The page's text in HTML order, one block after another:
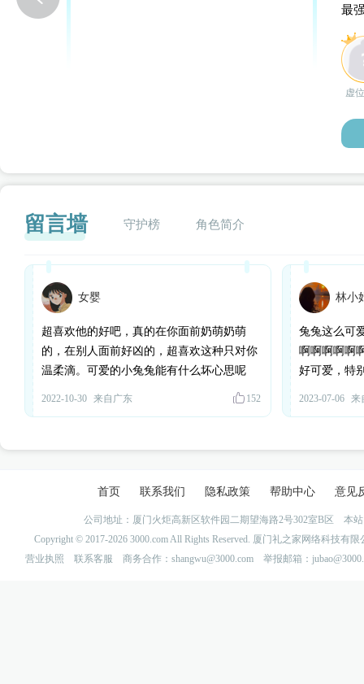
最
虚
留言墙 守护榜 角色简介
女婴
超喜欢他的好吧，真的在你面前奶萌奶萌
的，在别人面前好凶的，超喜欢这种只对你
温柔滴。可爱的小兔兔能有什么坏心思呢
2022-10-30 来自广东 152
林小
兔兔这么可
啊啊啊啊啊
好可爱，特
2023-07-06 来
首页 联系我们 隐私政策 帮助中心 意见
公司地址：厦门火炬高新区软件园二期望海路2号302室B区 本
Copyright © 2017-2026 3000.com All Rights Reserved. 厦门礼之家网络科技
营业执照
联系客服 商务合作：shangwu@3000.com 举报邮箱：